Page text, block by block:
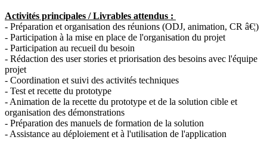
Activités principales / Livrables attendus :
- Préparation et organisation des réunions (ODJ, animation, CR â€¦)
- Participation à la mise en place de l'organisation du projet
- Participation au recueil du besoin
- Rédaction des user stories et priorisation des besoins avec l'équipe
projet
- Coordination et suivi des activités techniques
- Test et recette du prototype
- Animation de la recette du prototype et de la solution cible et
organisation des démonstrations
- Préparation des manuels de formation de la solution
- Assistance au déploiement et à l'utilisation de l'application